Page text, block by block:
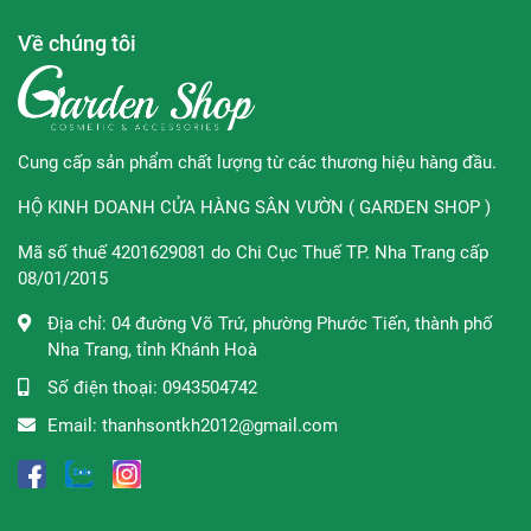
- Ngăn ngừa viêm khớp, cải thiện các chứng thấp khớp.
- Phòng chống tiểu đường: Giảm lượng Insulin và chuyển
hóa chất béo dễ dàng.
- Sản phẩm không chứa men, Gluten, lúa mì, các dẫn xuất
tạo ngọt.
- Viên dạng nang mềm, dễ đàn hấp thụ nhanh vào cơ thể
và dễ sử dụng.
∞ Đối tượng khuyên dùng:
- Dành cho cả nam và nữ.
- Người suy hay bị rụng tóc.
- Dành cho phụ nữ không đều kinh nguyệt, và phụ nữ trong
Về chúng tôi
Cung cấp sản phẩm chất lượng từ các thương hiệu hàng đầu.
HỘ KINH DOANH CỬA HÀNG SÂN VƯỜN ( GARDEN SHOP )
Mã số thuế 4201629081 do Chi Cục Thuế TP. Nha Trang cấp
08/01/2015
Địa chỉ: 04 đường Võ Trứ, phường Phước Tiến, thành phố
Nha Trang, tỉnh Khánh Hoà
Số điện thoại: 0943504742
Email: thanhsontkh2012@gmail.com